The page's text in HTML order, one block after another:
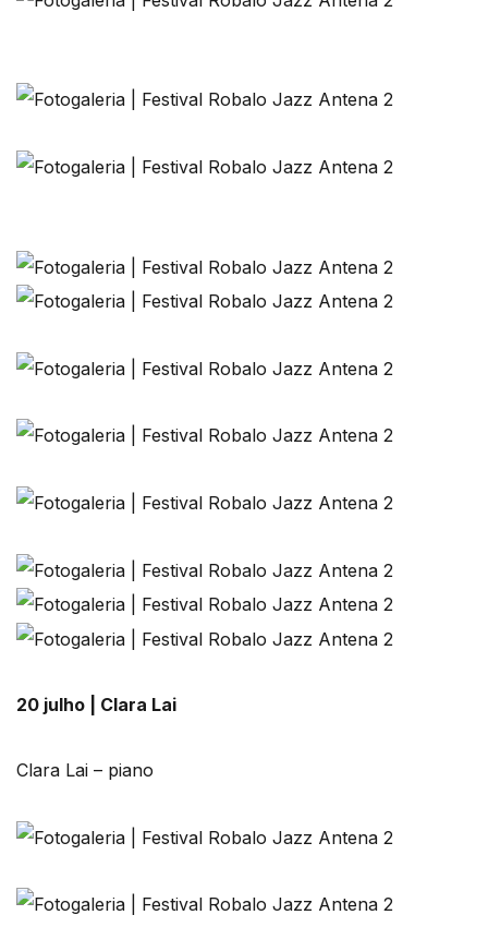
20 julho | Clara Lai
Clara Lai – piano